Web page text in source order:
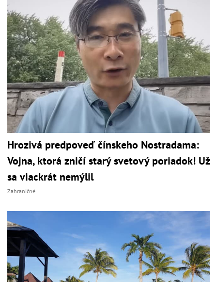
Hrozivá predpoveď čínskeho Nostradama:
Vojna, ktorá zničí starý svetový poriadok! Už
sa viackrát nemýlil
Zahraničné